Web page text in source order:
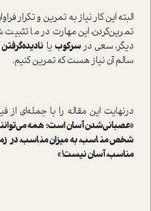
البته این کار نیاز به تمرین و تکرار
تمرین‌کردن، این مهارت در ما تثبیت
دیگر، سعی درسرکوب یا نادیده‌گرفتن
سالم آن نیاز هست که تمرین کنیم.
در‌نهایت این مقاله را با جمله‌ای از
«عصبانی‌شدن آسان ا‌ست؛ همه
شخص مناسب، به‌میزان مناسب، در
مناسب، آسان نیست!»